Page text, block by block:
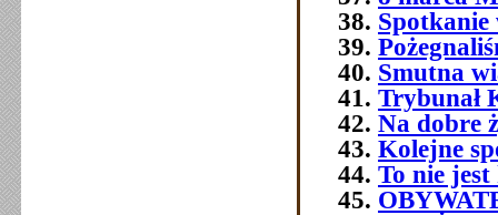
Spotkanie
Smutna
Trybunał
Na dobre
Kolejne
To nie